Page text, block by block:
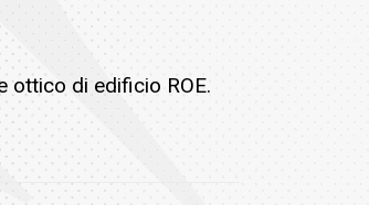
ottico di edificio ROE.